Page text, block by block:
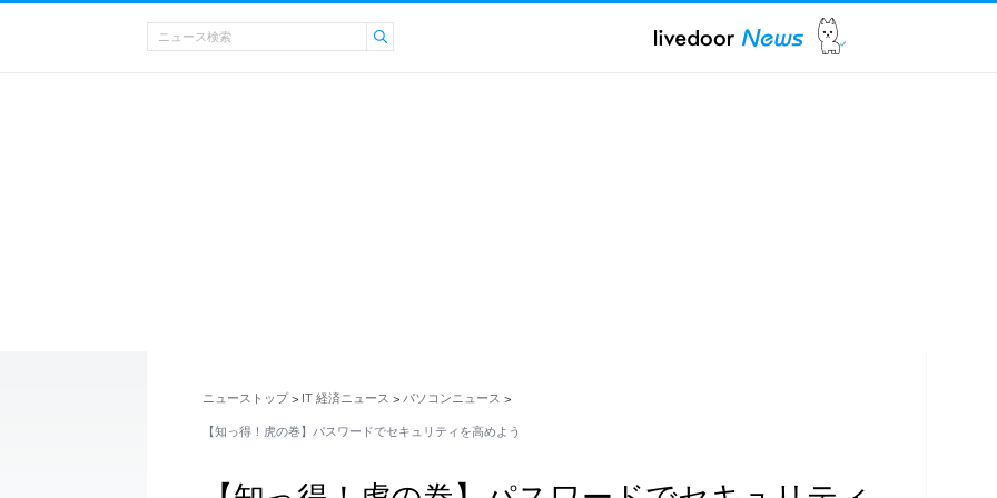
ニューストップ > IT 経済ニュース > パソコンニュース >
【知っ得！虎の巻】パスワードでセキュリティを高めよう